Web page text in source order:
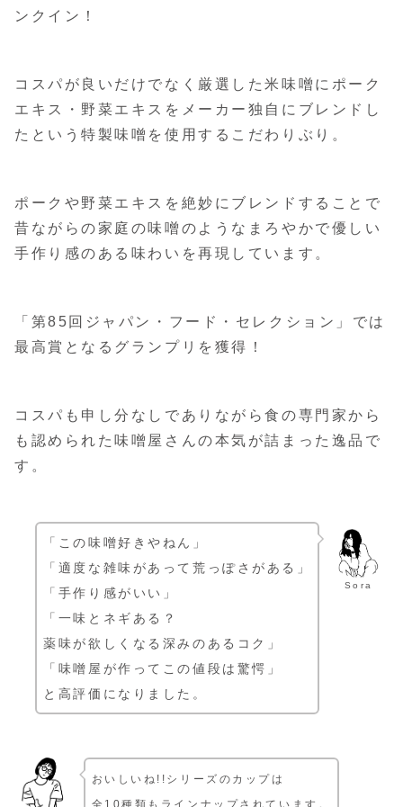
ンクイン！
コスパが良いだけでなく厳選した米味噌にポーク
エキス・野菜エキスをメーカー独自にブレンドし
たという特製味噌を使用するこだわりぶり。
ポークや野菜エキスを絶妙にブレンドすることで
昔ながらの家庭の味噌のようなまろやかで優しい
手作り感のある味わいを再現しています。
「第85回ジャパン・フード・セレクション」では
最高賞となるグランプリを獲得！
コスパも申し分なしでありながら食の専門家から
も認められた味噌屋さんの本気が詰まった逸品で
す。
Sora
「この味噌好きやねん」
「適度な雑味があって荒っぽさがある」
「手作り感がいい」
「一味とネギある？
薬味が欲しくなる深みのあるコク」
「味噌屋が作ってこの値段は驚愕」
と高評価になりました。
おいしいね!!シリーズのカップは
全10種類もラインナップされています。